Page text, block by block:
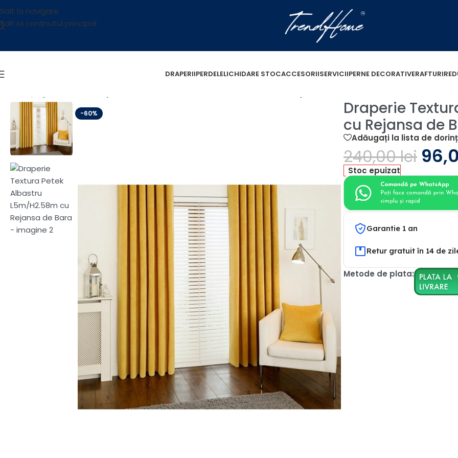
Salt la navigare
Salt la conținutul principal
DRAPERIIPERDELELICHIDARE STOCACCESORIISERVICIIPERNE DECORATIVERAFTURI
-60%
Draperie
cu Rejansa de
Adăugați la lista de
240,00lei
Stoc epuizat
Garantie 1 an
Retur gratuit în 14 de
Metode de plata: